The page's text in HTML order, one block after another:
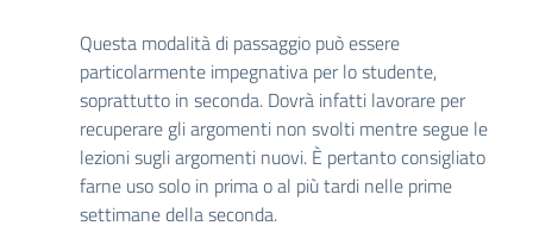
Questa modalità di passaggio può essere
particolarmente impegnativa per lo studente,
soprattutto in seconda. Dovrà infatti lavorare per
recuperare gli argomenti non svolti mentre segue le
lezioni sugli argomenti nuovi. È pertanto consigliato
farne uso solo in prima o al più tardi nelle prime
settimane della seconda.